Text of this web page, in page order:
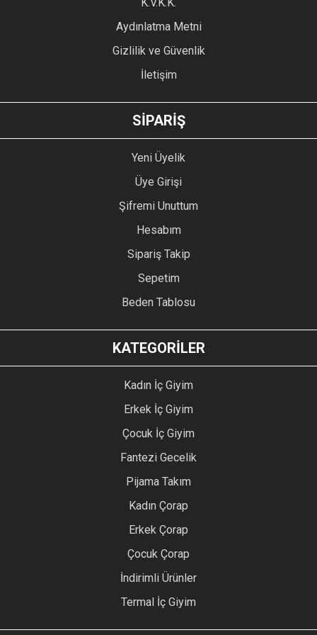
GÖNDER
Aydınlatma Metni
Gizlilik ve Güvenlik
İletişim
SİPARİŞ
Yeni Üyelik
Üye Girişi
Şifremi Unuttum
Hesabım
Sipariş Takip
Sepetim
Beden Tablosu
KATEGORİLER
Kadın İç Giyim
Erkek İç Giyim
Çocuk İç Giyim
Fantezi Gecelik
Pijama Takım
Kadın Çorap
Erkek Çorap
Çocuk Çorap
İndirimli Ürünler
Termal İç Giyim